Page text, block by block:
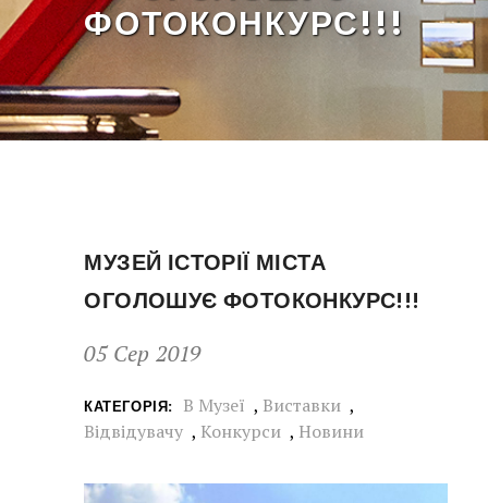
ФОТОКОНКУРС!!!
МУЗЕЙ ІСТОРІЇ МІСТА
ОГОЛОШУЄ ФОТОКОНКУРС!!!
05 Сер 2019
КАТЕГОРІЯ: В Музеї , Виставки ,
Відвідувачу , Конкурси , Новини